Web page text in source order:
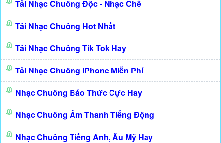
Tải Nhạc Chuông Độc - Nhạc Chế
Tải Nhạc Chuông Hot Nhất
Tải Nhạc Chuông Tik Tok Hay
Tải Nhạc Chuông IPhone Miễn Phí
Nhạc Chuông Báo Thức Cực Hay
Nhạc Chuông Âm Thanh Tiếng Động
Nhạc Chuông Tiếng Anh, Âu Mỹ Hay